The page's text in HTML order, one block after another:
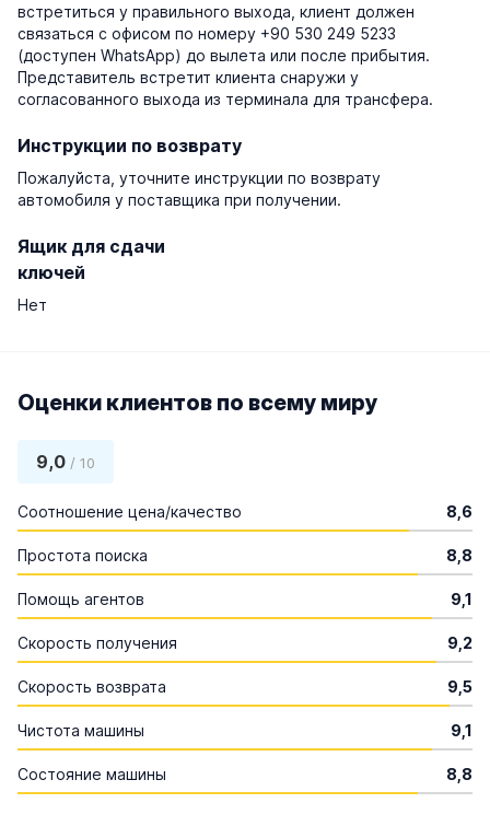
встретиться у правильного выхода, клиент должен
связаться с офисом по номеру +90 530 249 5233
(доступен WhatsApp) до вылета или после прибытия.
Представитель встретит клиента снаружи у
согласованного выхода из терминала для трансфера.
Инструкции по возврату
Пожалуйста, уточните инструкции по возврату
автомобиля у поставщика при получении.
Ящик для сдачи
ключей
Нет
Оценки клиентов по всему миру
9,0 / 10
Соотношение цена/качество 8,6
Простота поиска 8,8
Помощь агентов 9,1
Скорость получения 9,2
Скорость возврата 9,5
Чистота машины 9,1
Состояние машины 8,8